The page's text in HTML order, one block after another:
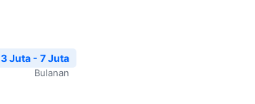
3 Juta - 7 Juta
Bulanan